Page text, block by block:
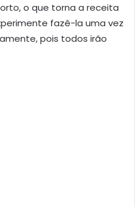
o que torna a receita
fazê-la uma vez
pois todos irão